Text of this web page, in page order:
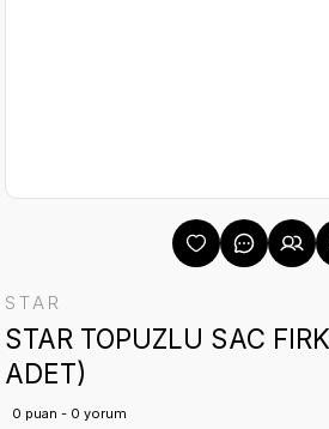
STAR
STAR TOPUZLU SAC
ADET)
0 puan - 0 yorum